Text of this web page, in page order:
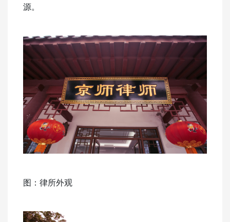
源。
图：律所外观